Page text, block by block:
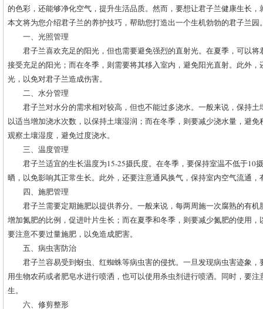
的色彩，还能够净化空气，提升生活品质。然而，要想让君子兰健康生长
本文将为您介绍君子兰的养护技巧，帮助您打造出一个生机勃勃的君子兰园
一、光照管理
君子兰喜欢充足的阳光，但也需要避免强烈的直射光。在夏季，可以
接受充足的阳光；而在冬季，则需要将其移入室内，避免阳光直射。此外
光，以免对君子兰造成伤害。
二、水分管理
君子兰对水分的需求相对较高，但也不能过多浇水。一般来说，保持
以适当增加浇水次数，以保持土壤湿润；而在冬季，则要减少浇水量，避
观察土壤湿度，避免过度浇水。
三、温度管理
君子兰适宜的生长温度为15-25摄氏度。在冬季，要保持室温不低于10
晒，以免影响其正常生长。此外，还要注意通风换气，保持室内空气流通，
四、施肥管理
君子兰需要定期施肥以提供养分。一般来说，每两周施一次腐熟的有
增加氮肥的比例，促进叶片生长；而在夏季和冬季，则要减少氮肥的使用
要注意不要过量施肥，以免造成肥害。
五、病虫害防治
君子兰容易受到蚜虫、红蜘蛛等病虫害的侵扰。一旦发现病虫害迹象
用生物农药或者肥皂水进行喷洒，也可以使用杀虫剂进行喷洒。同时，要
生。
六、修剪整形